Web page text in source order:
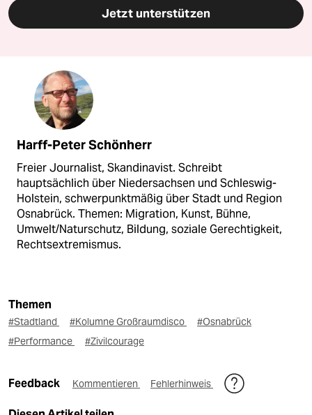
Jetzt unterstützen
Harff-Peter Schönherr
Freier Journalist, Skandinavist. Schreibt
hauptsächlich über Niedersachsen und Schleswig-
Holstein, schwerpunktmäßig über Stadt und Region
Osnabrück. Themen: Migration, Kunst, Bühne,
Umwelt/Naturschutz, Bildung, soziale Gerechtigkeit,
Rechtsextremismus.
Themen
#Stadtland #Kolumne Großraumdisco
#Osnabrück
#Performance
#Zivilcourage
Feedback Kommentieren Fehlerhinweis